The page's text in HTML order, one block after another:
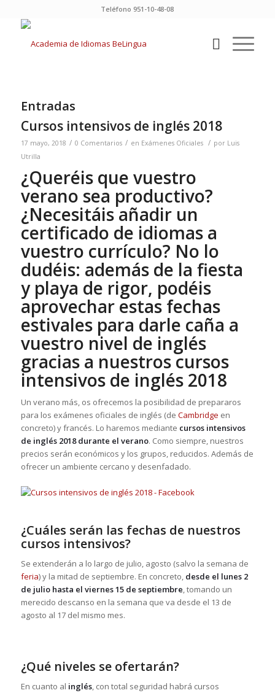
Teléfono 951-10-48-08
Entradas
Cursos intensivos de inglés 2018
17 mayo, 2018 / 0 Comentarios / en Exámenes Oficiales / por Luis
Utrilla
¿Queréis que vuestro
verano sea productivo?
¿Necesitáis añadir un
certificado de idiomas a
vuestro currículo? No lo
dudéis: además de la fiesta
y playa de rigor, podéis
aprovechar estas fechas
estivales para darle caña a
vuestro nivel de inglés
gracias a nuestros cursos
intensivos de inglés 2018
Un verano más, os ofrecemos la posibilidad de prepararos
para los exámenes oficiales de inglés (de Cambridge en
concreto) y francés. Lo haremos mediante cursos intensivos
de inglés 2018 durante el verano. Como siempre, nuestros
precios serán económicos y los grupos, reducidos. Además de
ofrecer un ambiente cercano y desenfadado.
¿Cuáles serán las fechas de nuestros
cursos intensivos?
Se extenderán a lo largo de julio, agosto (salvo la semana de
feria) y la mitad de septiembre. En concreto, desde el lunes 2
de julio hasta el viernes 15 de septiembre, tomando un
merecido descanso en la semana que va desde el 13 de
agosto al 17 del mismo mes.
¿Qué niveles se ofertarán?
En cuanto al inglés, con total seguridad habrá cursos